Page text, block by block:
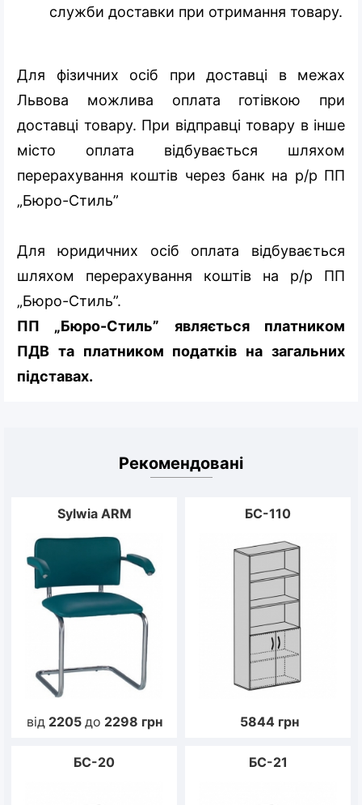
служби доставки при отримання товару.
Для фізичних осіб при доставці в межах
Львова можлива оплата готівкою при
доставці товару. При відправці товару в інше
місто оплата відбувається шляхом
перерахування коштів через банк на р/р ПП
„Бюро-Стиль”
Для юридичних осіб оплата відбувається
шляхом перерахування коштів на р/р ПП
„Бюро-Стиль”.
ПП „Бюро-Стиль” являється платником
ПДВ та платником податків на загальних
підставах.
Рекомендовані
Sylwia ARM
від 2205 до 2298 грн
БС-110
5844 грн
БС-20 БС-21